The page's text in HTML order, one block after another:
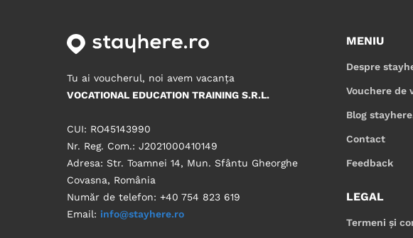
Tu ai voucherul, noi avem vacanța
VOCATIONAL EDUCATION TRAINING S.R.L.
CUI: RO45143990
Nr. Reg. Com.: J2021000410149
Adresa: Str. Toamnei 14, Mun. Sfântu Gheorghe
Covasna, România
Număr de telefon: +40 754 823 619
Email: info@stayhere.ro
MENIU
Despre
Vouchere de
Blog
Contact
Feedback
LEGAL
Termeni și